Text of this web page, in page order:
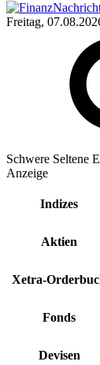
Freitag,
Schwere Seltene
Anzeige
Indizes
Aktien
Xetra-
Fonds
Devisen